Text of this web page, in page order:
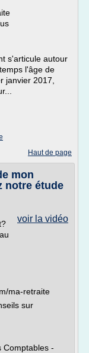
s'articule autour
l'âge de
janvier 2017,
Haut de page
mon
notre étude
voir la vidéo
ma-retraite
sur
Comptables -